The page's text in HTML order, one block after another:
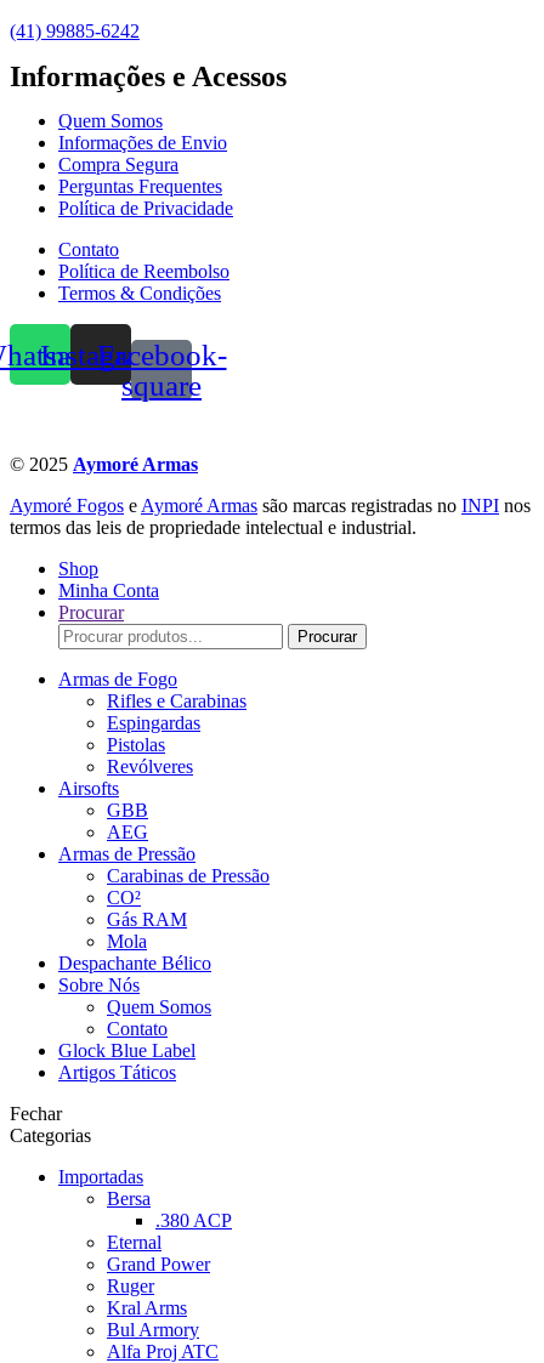
(41) 99885-6242
Informações e Acessos
Quem Somos
Informações de Envio
Compra Segura
Perguntas Frequentes
Política de Privacidade
Contato
Política de Reembolso
Termos & Condições
Instagram
Facebook-
square
© 2025 Aymoré Armas
Aymoré Fogos e Aymoré Armas são marcas registradas no INPI nos
termos das leis de propriedade intelectual e industrial.
Shop
Minha Conta
Procurar
Procurar
por:
Procurar
Armas de Fogo
Rifles e Carabinas
Espingardas
Pistolas
Revólveres
Airsofts
GBB
AEG
Armas de Pressão
Carabinas de Pressão
CO²
Gás RAM
Mola
Despachante Bélico
Sobre Nós
Quem Somos
Contato
Glock Blue Label
Artigos Táticos
Fechar
Categorias
Importadas
Bersa
.380 ACP
Eternal
Grand Power
Ruger
Kral Arms
Bul Armory
Alfa Proj ATC